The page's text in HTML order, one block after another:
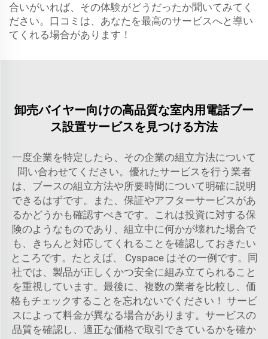
合いがいれば、その体験がどうだったか聞いてみてく
ださい。口コミは、あなたを最高のサービスへと導い
てくれる場合があります！
卸売バイヤー向けの高品質な室内用電話ブー
ス設置サービスを見つける方法
一度企業を特定したら、その企業の組立方法について
問い合わせてください。優れたサービスを行う業者
は、ブースの組立方法や所要時間について明確に説明
できるはずです。また、保証やアフターサービスがあ
るかどうかも確認すべきです。これは投資に対する保
険のようなものであり、組立中に何かが壊れた場合で
も、きちんと対応してくれることを確認しておきたい
ところです。たとえば、 Cyspace はその一例です。同
社では、製品が正しくかつ安全に組み立てられること
を重視しています。最後に、複数の業者を比較し、価
格もチェックすることを忘れないでください！ サービ
スによって料金が異なる場合があります。サービスの
品質を確認し、適正な価格で取引できているかを確か